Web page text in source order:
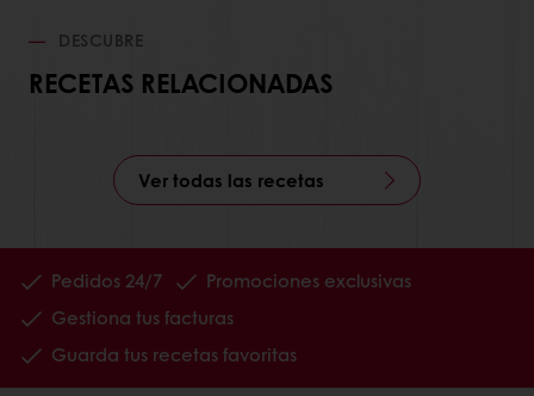
DESCUBRE
RECETAS RELACIONADAS
Ver todas las recetas
Pedidos 24/7
Promociones exclusivas
Gestiona tus facturas
Guarda tus recetas favoritas